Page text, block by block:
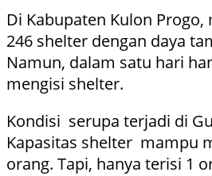
Di Kabupaten Kulon Progo,
246 shelter dengan daya
Namun, dalam satu hari
mengisi shelter.
Kondisi serupa terjadi di
Kapasitas shelter mampu
orang. Tapi, hanya terisi 1